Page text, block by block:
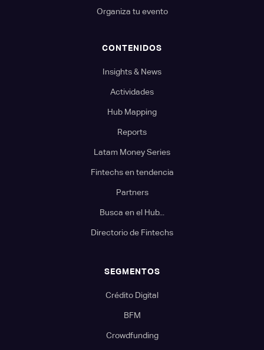
Organiza tu evento
CONTENIDOS
Insights & News
Actividades
Hub Mapping
Reports
Latam Money Series
Fintechs en tendencia
Partners
Busca en el Hub...
Directorio de Fintechs
SEGMENTOS
Crédito Digital
BFM
Crowdfunding